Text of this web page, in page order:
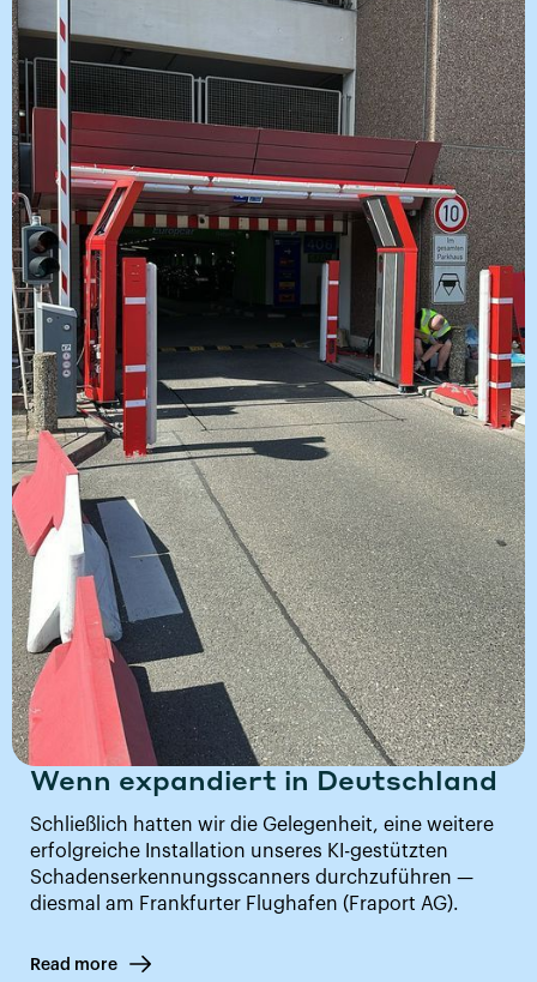
Wenn expandiert in Deutschland
Schließlich hatten wir die Gelegenheit, eine weitere
erfolgreiche Installation unseres KI-gestützten
Schadenserkennungsscanners durchzuführen —
diesmal am Frankfurter Flughafen (Fraport AG).
Read more